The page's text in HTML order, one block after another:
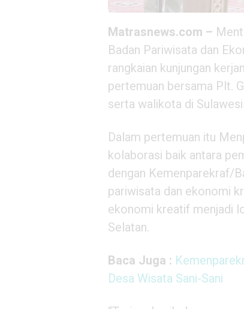
Matrasnews.com –
Badan Pariwisata dan
rangkaian kunjungan
pertemuan bersama Plt.
serta walikota di
Dalam pertemuan itu
kolaborasi baik antara
dengan Kemenparekraf/
pariwisata dan ekonomi
ekonomi kreatif menjadi
Selatan.
Baca Juga :
Desa Wisata Sani-Sani